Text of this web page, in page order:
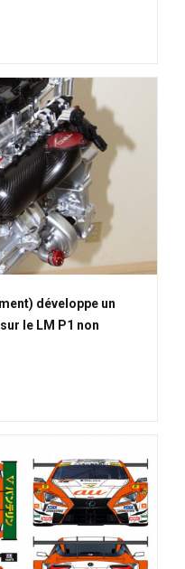
développe un
le LM P1 non